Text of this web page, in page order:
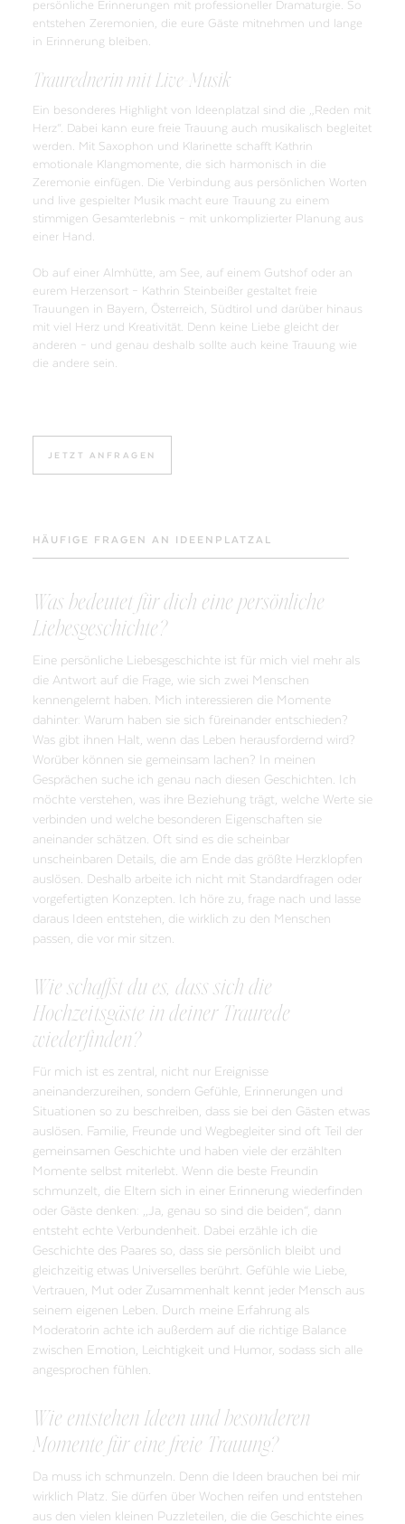
persönliche Erinnerungen mit professioneller Dramaturgie. So
entstehen Zeremonien, die eure Gäste mitnehmen und lange
in Erinnerung bleiben.
Traurednerin mit Live-Musik
Ein besonderes Highlight von Ideenplatzal sind die „Reden mit
Herz“. Dabei kann eure freie Trauung auch musikalisch begleitet
werden. Mit Saxophon und Klarinette schafft Kathrin
emotionale Klangmomente, die sich harmonisch in die
Zeremonie einfügen. Die Verbindung aus persönlichen Worten
und live gespielter Musik macht eure Trauung zu einem
stimmigen Gesamterlebnis – mit unkomplizierter Planung aus
einer Hand.
Ob auf einer Almhütte, am See, auf einem Gutshof oder an
eurem Herzensort – Kathrin Steinbeißer gestaltet freie
Trauungen in Bayern, Österreich, Südtirol und darüber hinaus
mit viel Herz und Kreativität. Denn keine Liebe gleicht der
anderen – und genau deshalb sollte auch keine Trauung wie
die andere sein.
JETZT ANFRAGEN
HÄUFIGE FRAGEN AN IDEENPLATZAL
Was bedeutet für dich eine persönliche
Liebesgeschichte?
Eine persönliche Liebesgeschichte ist für mich viel mehr als
die Antwort auf die Frage, wie sich zwei Menschen
kennengelernt haben. Mich interessieren die Momente
dahinter: Warum haben sie sich füreinander entschieden?
Was gibt ihnen Halt, wenn das Leben herausfordernd wird?
Worüber können sie gemeinsam lachen? In meinen
Gesprächen suche ich genau nach diesen Geschichten. Ich
möchte verstehen, was ihre Beziehung trägt, welche Werte sie
verbinden und welche besonderen Eigenschaften sie
aneinander schätzen. Oft sind es die scheinbar
unscheinbaren Details, die am Ende das größte Herzklopfen
auslösen. Deshalb arbeite ich nicht mit Standardfragen oder
vorgefertigten Konzepten. Ich höre zu, frage nach und lasse
daraus Ideen entstehen, die wirklich zu den Menschen
passen, die vor mir sitzen.
Wie schaffst du es, dass sich die
Hochzeitsgäste in deiner Traurede
wiederfinden?
Für mich ist es zentral, nicht nur Ereignisse
aneinanderzureihen, sondern Gefühle, Erinnerungen und
Situationen so zu beschreiben, dass sie bei den Gästen etwas
auslösen. Familie, Freunde und Wegbegleiter sind oft Teil der
gemeinsamen Geschichte und haben viele der erzählten
Momente selbst miterlebt. Wenn die beste Freundin
schmunzelt, die Eltern sich in einer Erinnerung wiederfinden
oder Gäste denken: „Ja, genau so sind die beiden“, dann
entsteht echte Verbundenheit. Dabei erzähle ich die
Geschichte des Paares so, dass sie persönlich bleibt und
gleichzeitig etwas Universelles berührt. Gefühle wie Liebe,
Vertrauen, Mut oder Zusammenhalt kennt jeder Mensch aus
seinem eigenen Leben. Durch meine Erfahrung als
Moderatorin achte ich außerdem auf die richtige Balance
zwischen Emotion, Leichtigkeit und Humor, sodass sich alle
angesprochen fühlen.
Wie entstehen Ideen und besonderen
Momente für eine freie Trauung?
Da muss ich schmunzeln. Denn die Ideen brauchen bei mir
wirklich Platz. Sie dürfen über Wochen reifen und entstehen
aus den vielen kleinen Puzzleteilen, die die Geschichte eines